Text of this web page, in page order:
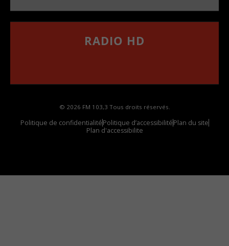
RADIO HD
© 2026 FM 103,3 Tous droits réservés.
Politique de confidentialitéPolitique d’accessibilitéPlan du site
Plan d'accessibilite